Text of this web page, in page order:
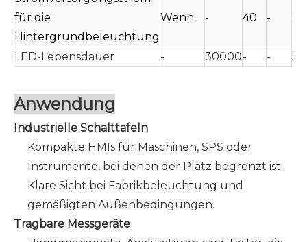
für die
Hintergrundbeleuchtung
Wenn - 40 -
LED-Lebensdauer - 30000- -
Anwendung
Industrielle Schalttafeln
Kompakte HMIs für Maschinen, SPS oder
Instrumente, bei denen der Platz begrenzt ist.
Klare Sicht bei Fabrikbeleuchtung und
gemäßigten Außenbedingungen.
Tragbare Messgeräte